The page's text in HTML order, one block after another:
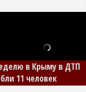
водитель ВАЗа
двух детей на «зебре»